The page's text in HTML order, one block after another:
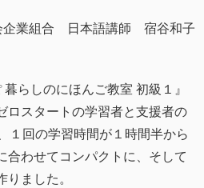
企業組合 日本語講師 宿谷和子
暮らしのにほんご教室 初級１』
ロスタートの学習者と支援者の
１回の学習時間が１時間半から
合わせてコンパクトに、そして
ました。